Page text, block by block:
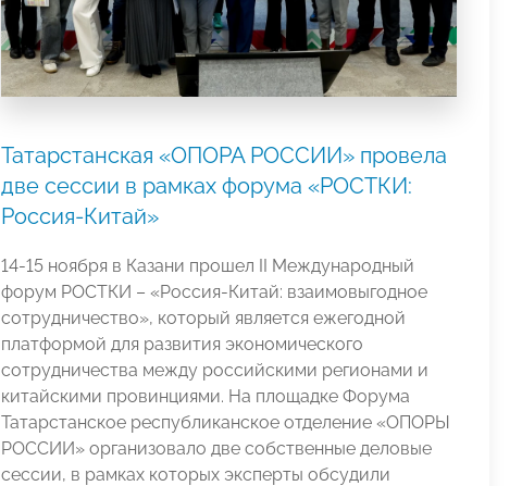
Татарстанская «ОПОРА РОССИИ» провела
две сессии в рамках форума «РОСТКИ:
Россия-Китай»
14-15 ноября в Казани прошел II Международный
форум РОСТКИ – «Россия-Китай: взаимовыгодное
сотрудничество», который является ежегодной
платформой для развития экономического
сотрудничества между российскими регионами и
китайскими провинциями. На площадке Форума
Татарстанское республиканское отделение «ОПОРЫ
РОССИИ» организовало две собственные деловые
сессии, в рамках которых эксперты обсудили